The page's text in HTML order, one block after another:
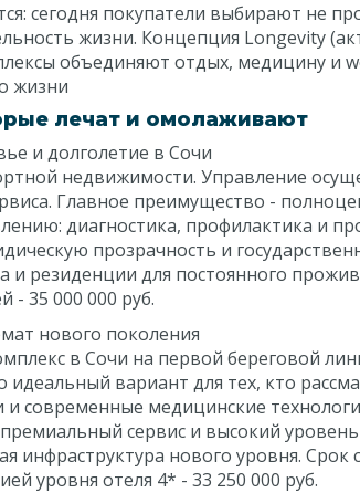
сегодня покупатели выбирают не
жизни. Концепция Longevity
объединяют отдых, медицину и
жизни
лечат и омолаживают
и долголетие в Сочи
недвижимости. Управление
Главное преимущество -
диагностика, профилактика и
прозрачность и
и резиденции для постоянного
- 35 000 000 руб.
нового поколения
в Сочи на первой береговой
вариант для тех, кто
и современные медицинские
сервис и высокий
инфраструктура нового уровня. Срок
уровня отеля 4* - 33 250 000 руб.